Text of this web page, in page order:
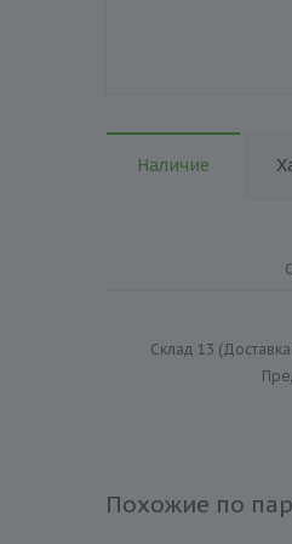
Наличие
Склад 13
Похожие по